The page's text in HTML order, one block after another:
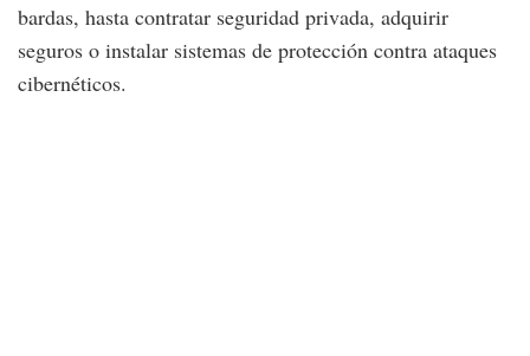
bardas, hasta contratar seguridad privada, adquirir
seguros o instalar sistemas de protección contra ataques
cibernéticos.